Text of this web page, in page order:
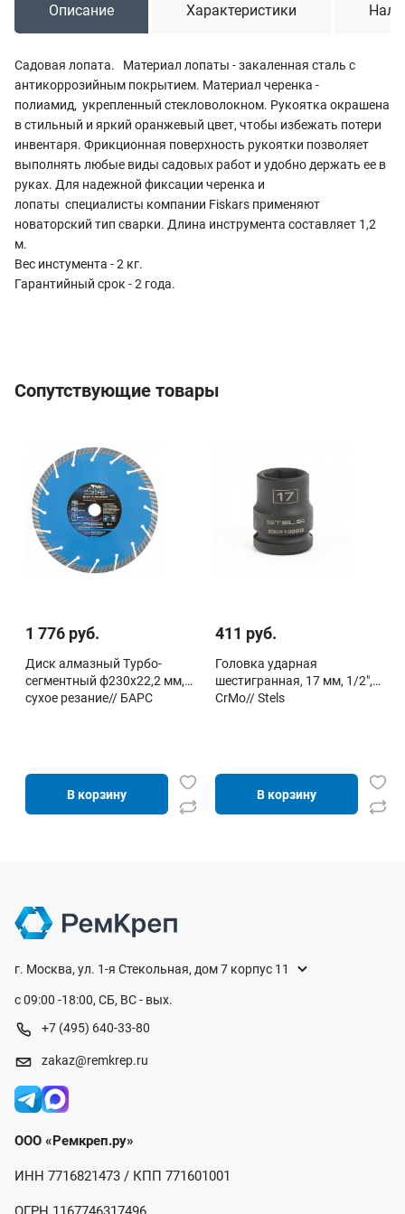
Описание Характеристики
Садовая лопата. Материал лопаты - закаленная сталь с
антикоррозийным покрытием. Материал черенка -
полиамид, укрепленный стекловолокном. Рукоятка окрашена
в стильный и яркий оранжевый цвет, чтобы избежать потери
инвентаря. Фрикционная поверхность рукоятки позволяет
выполнять любые виды садовых работ и удобно держать ее в
руках. Для надежной фиксации черенка и
лопаты специалисты компании Fiskars применяют
новаторский тип сварки. Длина инструмента составляет 1,2
м.
Вес инстумента - 2 кг.
Гарантийный срок - 2 года.
Сопутствующие товары
1 776 руб.
Диск алмазный Турбо-
сегментный ф230х22,2 мм,
сухое резание// БАРС
В корзину
411 руб.
Головка ударная
шестигранная, 17 мм, 1/2",
CrMo// Stels
В корзину
г. Москва, ул. 1-я Стекольная, дом 7 корпус 11
с 09:00 -18:00, СБ, ВС - вых.
+7 (495) 640-33-80
zakaz@remkrep.ru
ООО «Ремкреп.ру»
ИНН 7716821473 / КПП 771601001